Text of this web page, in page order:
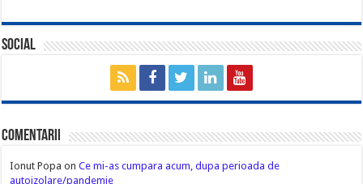
Social
Comentarii
Ionut Popa onCe mi-as cumpara acum, dupa perioada de
autoizolare/pandemie